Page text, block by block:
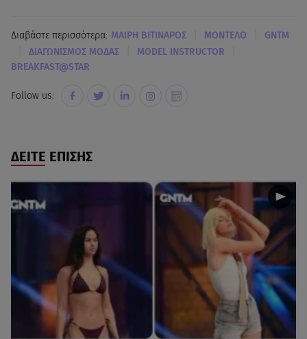
Διαβάστε περισσότερα: ΜΑΙΡΗ ΒΙΤΙΝΑΡΟΣ ΜΟΝΤΕΛΟ GNTM
ΔΙΑΓΩΝΙΣΜΟΣ ΜΟΔΑΣ MODEL INSTRUCTOR
BREAKFAST@STAR
Follow us:
ΔΕΙΤΕ ΕΠΙΣΗΣ